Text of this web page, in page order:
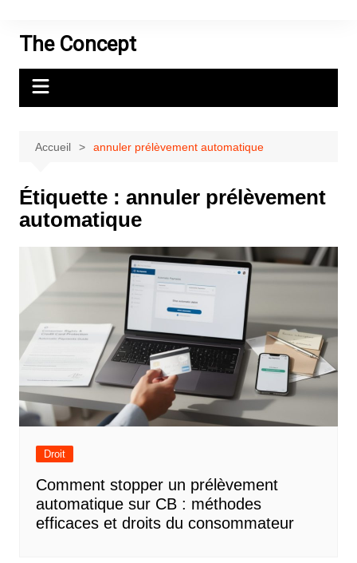
contenuThe Concept
Accueil annuler prélèvement automatique
Étiquette : annuler prélèvement
automatique
Droit
Comment stopper un prélèvement
automatique sur CB : méthodes
efficaces et droits du consommateur